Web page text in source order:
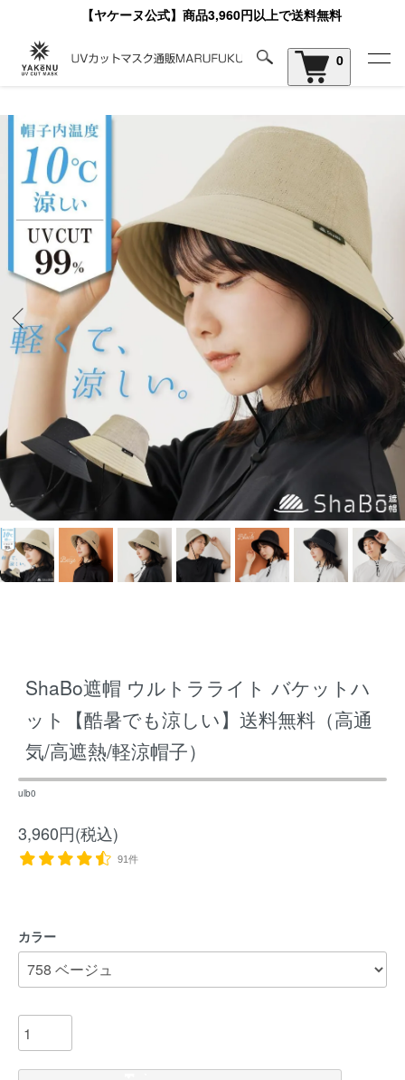
【ヤケーヌ公式】商品3,960円以上で送料無料
0
ホーム
ShaBo遮帽 ウルトラライト バケットハ
ット【酷暑でも涼しい】送料無料（高通
気/高遮熱/軽涼帽子）
ulb0
3,960円(税込)
91件
カラー